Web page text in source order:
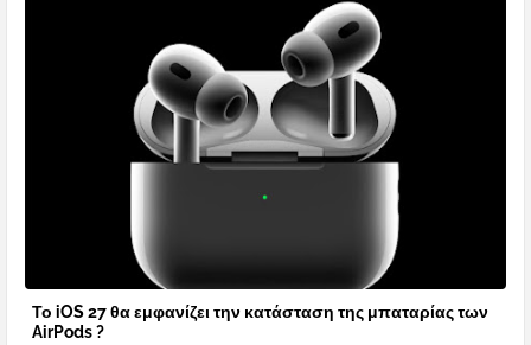
Το iOS 27 θα εμφανίζει την κατάσταση της μπαταρίας των
AirPods ?